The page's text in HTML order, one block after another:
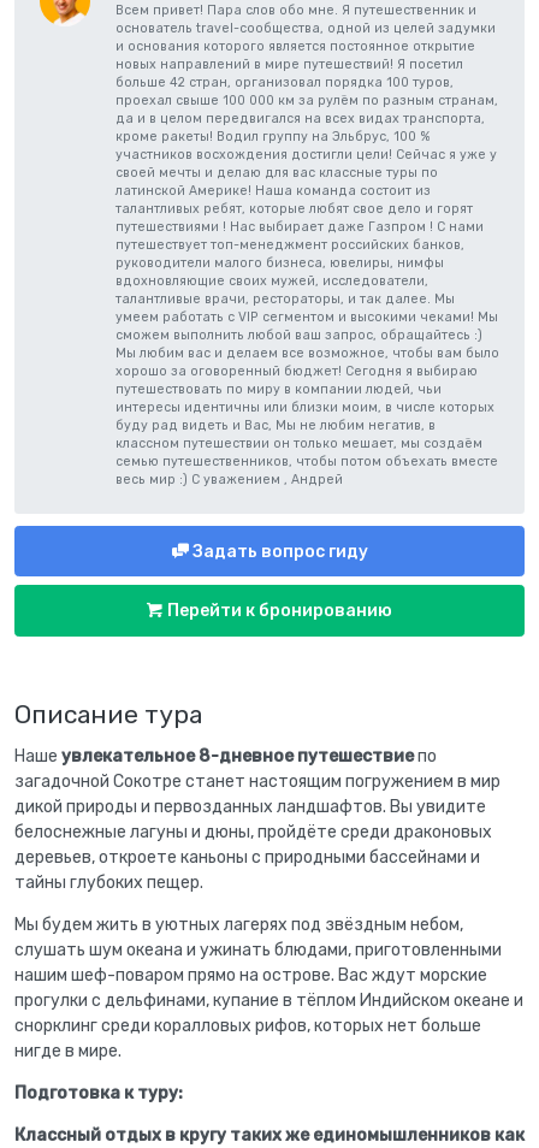
Описание тура
Наше увлекательное 8-дневное путешествиепо
загадочной Сокотре станет настоящим погружением в мир
дикой природы и первозданных ландшафтов. Вы увидите
белоснежные лагуны и дюны, пройдёте среди драконовых
деревьев, откроете каньоны с природными бассейнами и
тайны глубоких пещер.
Мы будем жить в уютных лагерях под звёздным небом,
слушать шум океана и ужинать блюдами, приготовленными
нашим шеф-поваром прямо на острове. Вас ждут морские
прогулки с дельфинами, купание в тёплом Индийском океане и
снорклинг среди коралловых рифов, которых нет больше
нигде в мире.
Подготовка к туру:
Классный отдых в кругу таких же единомышленников как
Всем привет! Пара слов обо мне. Я путешественник и
основатель travel-сообщества, одной из целей задумки
и основания которого является постоянное открытие
новых направлений в мире путешествий! Я посетил
больше 42 стран, организовал порядка 100 туров,
проехал свыше 100 000 км за рулём по разным странам,
да и в целом передвигался на всех видах транспорта,
кроме ракеты! Водил группу на Эльбрус, 100 %
участников восхождения достигли цели! Сейчас я уже у
своей мечты и делаю для вас классные туры по
латинской Америке! Наша команда состоит из
талантливых ребят, которые любят свое дело и горят
путешествиями ! Нас выбирает даже Газпром ! С нами
путешествует топ-менеджмент российских банков,
руководители малого бизнеса, ювелиры, нимфы
вдохновляющие своих мужей, исследователи,
талантливые врачи, рестораторы, и так далее. Мы
умеем работать с VIP сегментом и высокими чеками! Мы
сможем выполнить любой ваш запрос, обращайтесь :)
Мы любим вас и делаем все возможное, чтобы вам было
хорошо за оговоренный бюджет! Сегодня я выбираю
путешествовать по миру в компании людей, чьи
интересы идентичны или близки моим, в числе которых
буду рад видеть и Вас, Мы не любим негатив, в
классном путешествии он только мешает, мы создаём
семью путешественников, чтобы потом объехать вместе
весь мир :) С уважением , Андрей
Задать вопрос гиду
Перейти к бронированию